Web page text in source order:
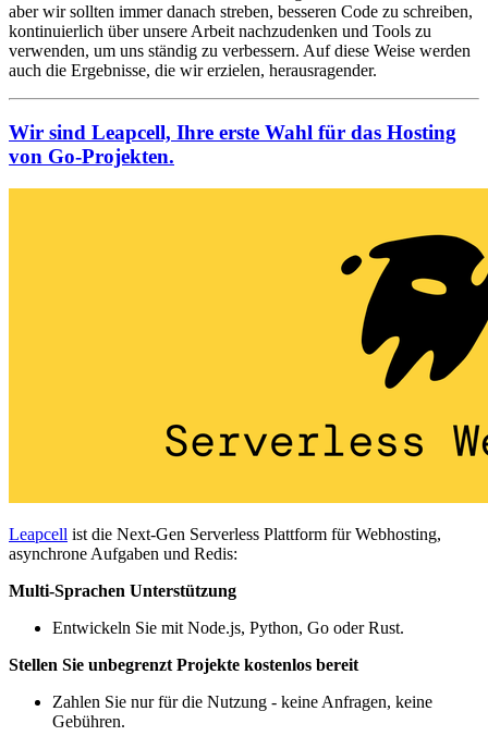
aber wir sollten immer danach streben, besseren Code zu schreiben,
kontinuierlich über unsere Arbeit nachzudenken und Tools zu
verwenden, um uns ständig zu verbessern. Auf diese Weise werden
auch die Ergebnisse, die wir erzielen, herausragender.
Wir sind Leapcell, Ihre erste Wahl für das Hosting
von Go-Projekten.
Leapcell ist die Next-Gen Serverless Plattform für Webhosting,
asynchrone Aufgaben und Redis:
Multi-Sprachen Unterstützung
Entwickeln Sie mit Node.js, Python, Go oder Rust.
Stellen Sie unbegrenzt Projekte kostenlos bereit
Zahlen Sie nur für die Nutzung - keine Anfragen, keine
Gebühren.